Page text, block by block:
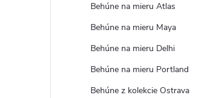
Behúne na mieru Atlas
Behúne na mieru Maya
Behúne na mieru Delhi
Behúne na mieru Portland
Behúne z kolekcie Ostrava